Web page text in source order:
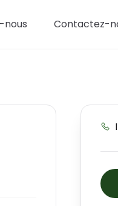
nous Contactez-